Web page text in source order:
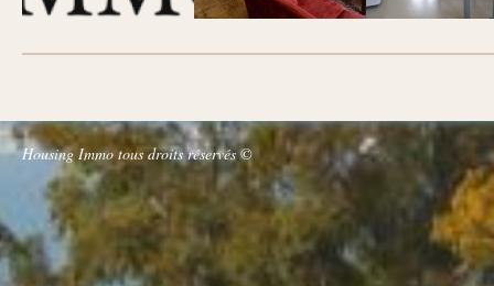
Housing Immo tous droits réservés ©